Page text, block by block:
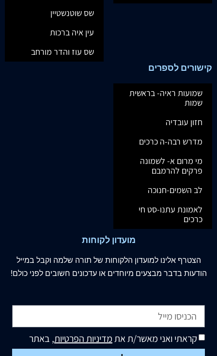
שס שוטנשטיין
עין איה ברכות
שס עוז והדר מורחב
קישורים לספרים
שמועות ראיה- בראשית
שמות
חזון עובדיה
מדרש רבה-ה כרכים
מי מרום א- לשמונה
פרקים להרמבם
לב השמים-חנוכה
לאמונת עתנו-סט חי
כרכים
מועדון לקוחות
הצטרף אלינו למועדון הלקוחות של תורה שלמה וקבל במייל
הודעות בדבר מבצעים מיוחדים או עדכונים חשובים לפני כולם!
קראתי ואני מאשר/ת אתמדיניות הפרטיות, באתר